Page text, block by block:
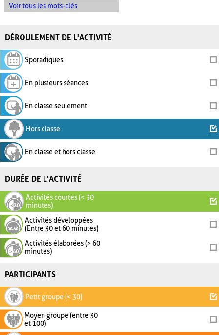
Voir tous les mots-clés
DÉROULEMENT DE L'ACTIVITÉ
Sporadiques
En plusieurs séances
En classe seulement
Hors classe
En classe et hors classe
DURÉE DE L'ACTIVITÉ
Activités courtes (< 30
minutes)
Activités développées
(Entre 30 et 60 minutes)
Activités élaborées (> 60
minutes)
PARTICIPANTS
Petit groupe (< 30)
Moyen groupe (entre 30
et 100)